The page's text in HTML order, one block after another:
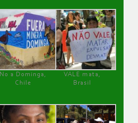
No a Dominga,
Chile
VALE mata,
Brasil